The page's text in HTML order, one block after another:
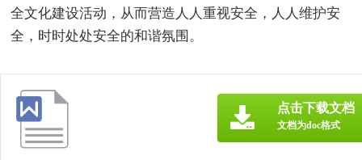
全文化建设活动，从而营造人人重视安全，人人维护安
全，时时处处安全的和谐氛围。
点击下载文档
文档为doc格式